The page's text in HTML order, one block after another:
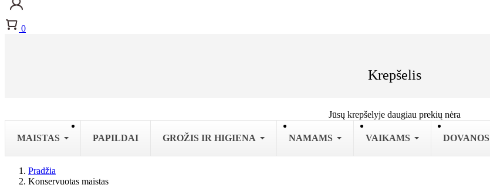
0
Krepšelis
Jūsų krepšelyje daugiau prekių nėra
MAISTAS PAPILDAI GROŽIS IR HIGIENA NAMAMS VAIKAMS DOVANOS
Pradžia
Konservuotas maistas